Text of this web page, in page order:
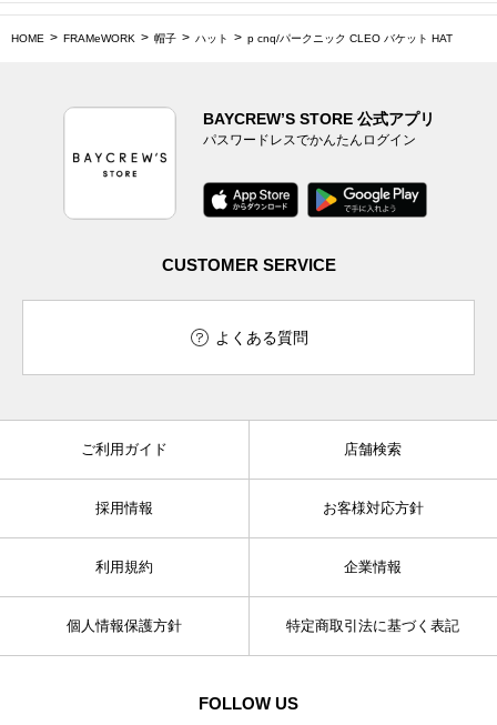
HOME FRAMeWORK 帽子 ハット p cnq/パークニック CLEO バケット HAT
BAYCREW’S STORE 公式アプリ
パスワードレスでかんたんログイン
CUSTOMER SERVICE
よくある質問
ご利用ガイド 店舗検索
採用情報 お客様対応方針
利用規約 企業情報
個人情報保護方針 特定商取引法に基づく表記
FOLLOW US